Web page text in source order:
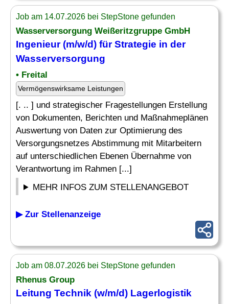
Job am 14.07.2026 bei StepStone gefunden
Wasserversorgung Weißeritzgruppe GmbH
Ingenieur (m/w/d) für Strategie in der
Wasserversorgung
• Freital
Vermögenswirksame Leistungen
[. .. ] und strategischer Fragestellungen Erstellung
von Dokumenten, Berichten und Maßnahmeplänen
Auswertung von Daten zur Optimierung des
Versorgungsnetzes Abstimmung mit Mitarbeitern
auf unterschiedlichen Ebenen Übernahme von
Verantwortung im Rahmen [...]
MEHR INFOS ZUM STELLENANGEBOT
▶ Zur Stellenanzeige
Job am 08.07.2026 bei StepStone gefunden
Rhenus Group
Leitung Technik (w/m/d) Lagerlogistik